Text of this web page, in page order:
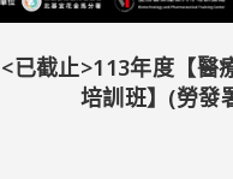
<已截止>113年度【醫
培訓班】(勞發